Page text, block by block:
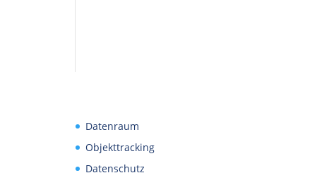
Datenraum
Objekttracking
Datenschutz